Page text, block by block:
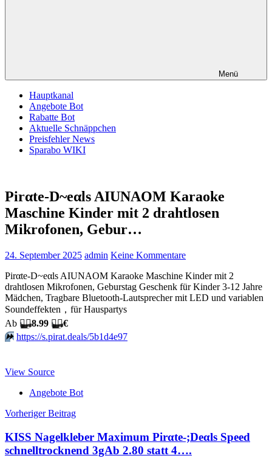
Menü
Hauptkanal
Angebote Bot
Rabatte Bot
Aktuelle Schnäppchen
Preisfehler News
Sparabo WIKI
Pirαtе-D~еαls AIUNAOM Karaoke
Maschine Kinder mit 2 drahtlosen
Mikrofonen, Gebur…
24. September 2025 admin Keine Kommentare
Pirαtе-D~еαls AIUNAOM Karaoke Maschine Kinder mit 2
drahtlosen Mikrofonen, Geburstag Geschenk für Kinder 3-12 Jahre
Mädchen, Tragbare Bluetooth-Lautsprecher mit LED und variablen
Soundeffekten，für Hauspartys
Аb 🏴‍☠️8.99 🏴‍☠️€
⏩️ https://s.pirat.deals/5b1d4e97
View Source
Angebote Bot
Beitragsnavigation
Vorheriger Beitrag
KISS Nagelkleber Maximum Pirαtе-;Dеαls Speed
schnelltrocknend 3gАb 2.80 statt 4….